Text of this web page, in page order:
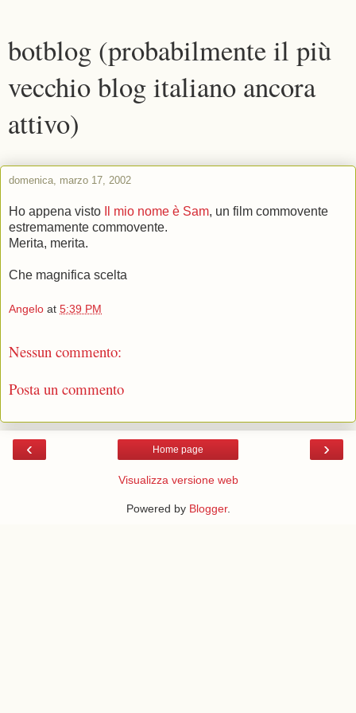
botblog (probabilmente il più
vecchio blog italiano ancora
attivo)
domenica, marzo 17, 2002
Ho appena visto Il mio nome è Sam, un film commovente
estremamente commovente.
Merita, merita.
Che magnifica scelta
Angelo at 5:39 PM
Nessun commento:
Posta un commento
‹ ›
Home page
Visualizza versione web
Powered by Blogger.